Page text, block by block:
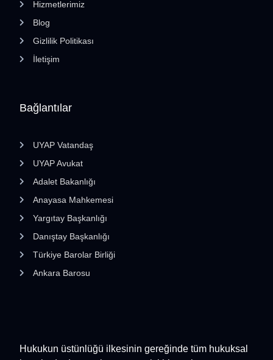
Hukukun üstünlüğü ilkesinin gereğinde tüm hukuksal
Bağlantılar
UYAP Vatandaş
UYAP Avukat
Adalet Bakanlığı
Anayasa Mahkemesi
Yargıtay Başkanlığı
Danıştay Başkanlığı
Türkiye Barolar Birliği
Ankara Barosu
Hizmetlerimiz
Blog
Gizlilik Politikası
İletişim